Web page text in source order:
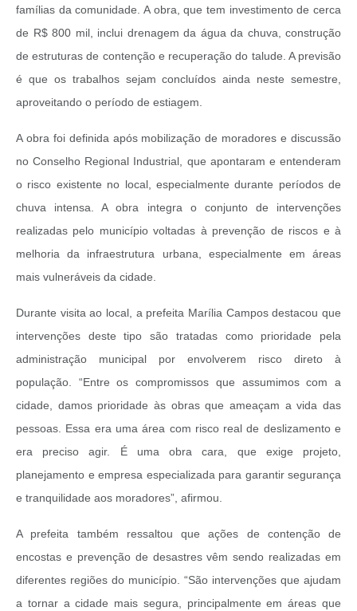
famílias da comunidade. A obra, que tem investimento de cerca
de R$ 800 mil, inclui drenagem da água da chuva, construção
de estruturas de contenção e recuperação do talude. A previsão
é que os trabalhos sejam concluídos ainda neste semestre,
aproveitando o período de estiagem.
A obra foi definida após mobilização de moradores e discussão
no Conselho Regional Industrial, que apontaram e entenderam
o risco existente no local, especialmente durante períodos de
chuva intensa. A obra integra o conjunto de intervenções
realizadas pelo município voltadas à prevenção de riscos e à
melhoria da infraestrutura urbana, especialmente em áreas
mais vulneráveis da cidade.
Durante visita ao local, a prefeita Marília Campos destacou que
intervenções deste tipo são tratadas como prioridade pela
administração municipal por envolverem risco direto à
população. “Entre os compromissos que assumimos com a
cidade, damos prioridade às obras que ameaçam a vida das
pessoas. Essa era uma área com risco real de deslizamento e
era preciso agir. É uma obra cara, que exige projeto,
planejamento e empresa especializada para garantir segurança
e tranquilidade aos moradores”, afirmou.
A prefeita também ressaltou que ações de contenção de
encostas e prevenção de desastres vêm sendo realizadas em
diferentes regiões do município. “São intervenções que ajudam
a tornar a cidade mais segura, principalmente em áreas que